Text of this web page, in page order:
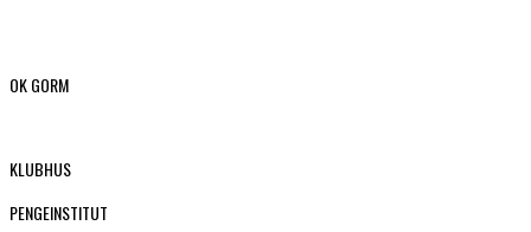
OK GORM
KLUBHUS
PENGEINSTITUT